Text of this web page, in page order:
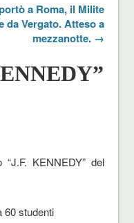
a Roma, il Milite
da Vergato. Atteso a
mezzanotte. →
KENNEDY” del
60 studenti